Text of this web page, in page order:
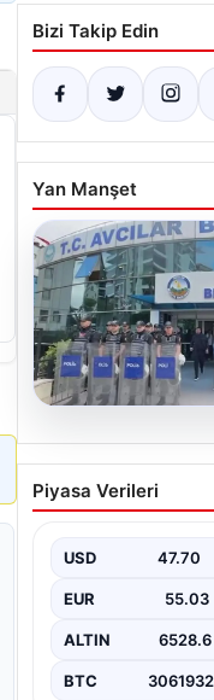
Bizi Takip Edin
Yan Manşet
Avcılar
operasyon. 12
Piyasa Verileri
USD 47.70
EUR 55.03
ALTIN 6528.6
BTC 3061932